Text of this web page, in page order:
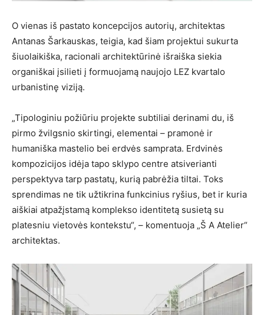
O vienas iš pastato koncepcijos autorių, architektas
Antanas Šarkauskas, teigia, kad šiam projektui sukurta
šiuolaikiška, racionali architektūrinė išraiška siekia
organiškai įsilieti į formuojamą naujojo LEZ kvartalo
urbanistinę viziją.
„Tipologiniu požiūriu projekte subtiliai derinami du, iš
pirmo žvilgsnio skirtingi, elementai – pramonė ir
humaniška mastelio bei erdvės samprata. Erdvinės
kompozicijos idėja tapo sklypo centre atsiverianti
perspektyva tarp pastatų, kurią pabrėžia tiltai. Toks
sprendimas ne tik užtikrina funkcinius ryšius, bet ir kuria
aiškiai atpažįstamą komplekso identitetą susietą su
platesniu vietovės kontekstu“, – komentuoja „Š A Atelier“
architektas.